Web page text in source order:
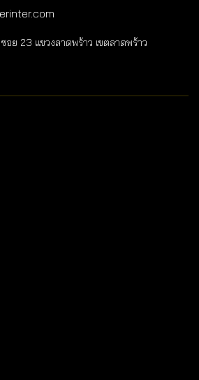
อย 23 แขวงลาดพร้าว เขตลาดพร้าว